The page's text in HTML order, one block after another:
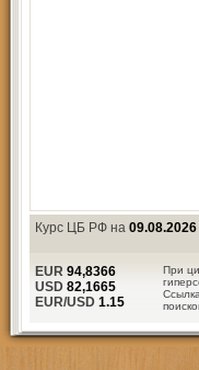
Курс ЦБ РФ на 09.08.2026
При
EUR 94,8366
USD 82,1665
EUR/USD 1.15